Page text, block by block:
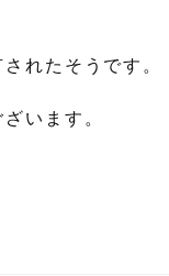
れたそうです。
います。